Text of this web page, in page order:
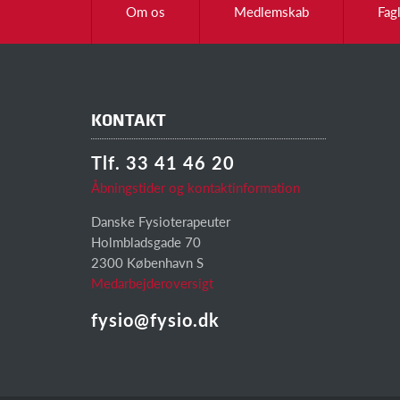
Om os Medlemskab
KONTAKT
Tlf. 33 41 46 20
Åbningstider og kontaktinformation
Danske Fysioterapeuter
Holmbladsgade 70
2300 København S
Medarbejderoversigt
fysio@fysio.dk